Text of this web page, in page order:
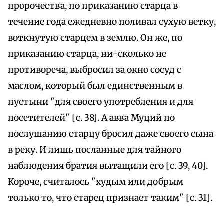
пророчества, по приказанию старца в
течение года ежедневно поливал сухую ветку,
воткнутую старцем в землю. Он же, по
приказанию старца, ни-сколько не
противореча, выбросил за окно сосуд с
маслом, который был единственным в
пустыни "для своего употребления и для
посетителей" [с. 38]. А авва Муций по
послушанию старцу бросил даже своего сына
в реку. И лишь посланные для тайного
наблюдения братия вытащили его [с. 39, 40].
Короче, считалось "худым или добрым
только то, что старец признает таким" [с. 31].